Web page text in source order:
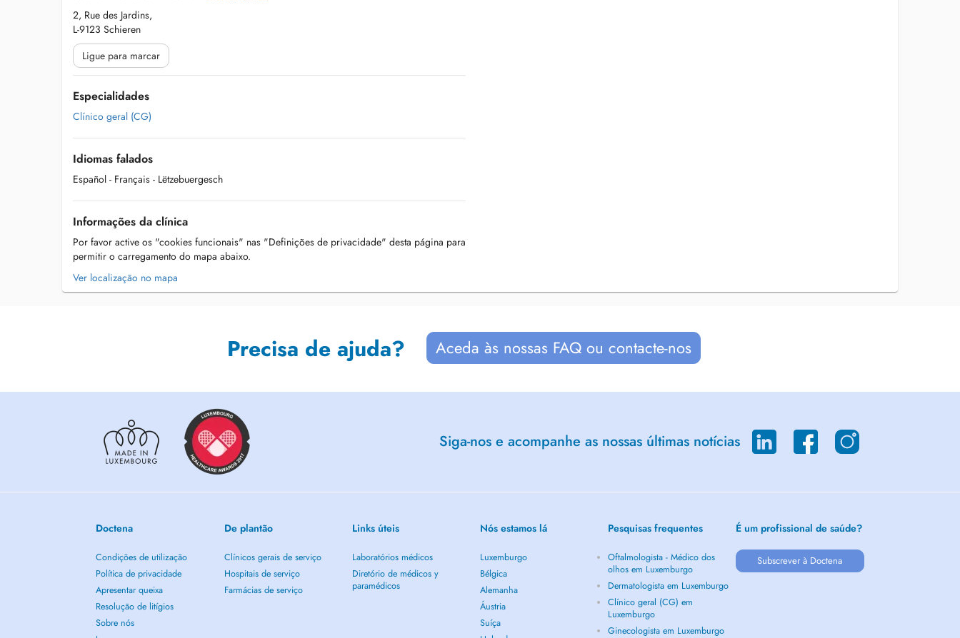
2, Rue des Jardins,
L-9123 Schieren
Ligue para marcar
Especialidades
Clínico geral (CG)
Idiomas falados
Español - Français - Lëtzebuergesch
Informações da clínica
Por favor active os "cookies funcionais" nas "Definições de privacidade" desta página para
permitir o carregamento do mapa abaixo.
Ver localização no mapa
Precisa de ajuda? Aceda às nossas FAQ ou contacte-nos
Siga-nos e acompanhe as nossas últimas notícias
Doctena
Condições de utilização
Política de privacidade
Apresentar queixa
Resolução de litígios
Sobre nós
De plantão
Clínicos gerais de serviço
Hospitais de serviço
Farmácias de serviço
Links úteis
Laboratórios médicos
Diretório de médicos y
paramédicos
Nós estamos lá
Luxemburgo
Bélgica
Alemanha
Áustria
Suíça
Pesquisas frequentes
Oftalmologista - Médico dos
olhos em Luxemburgo
Dermatologista em Luxemburgo
Clínico geral (CG) em
Luxemburgo
Ginecologista em Luxemburgo
É um profissional de saúde?
Subscrever à Doctena